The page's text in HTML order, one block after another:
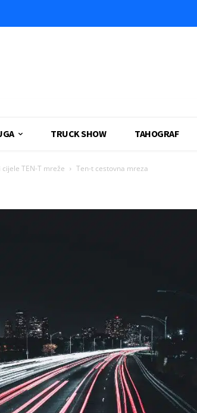
TRUCK SHOW TAHOGRAF
TEN-T mreže Ten-t cestovna mreza